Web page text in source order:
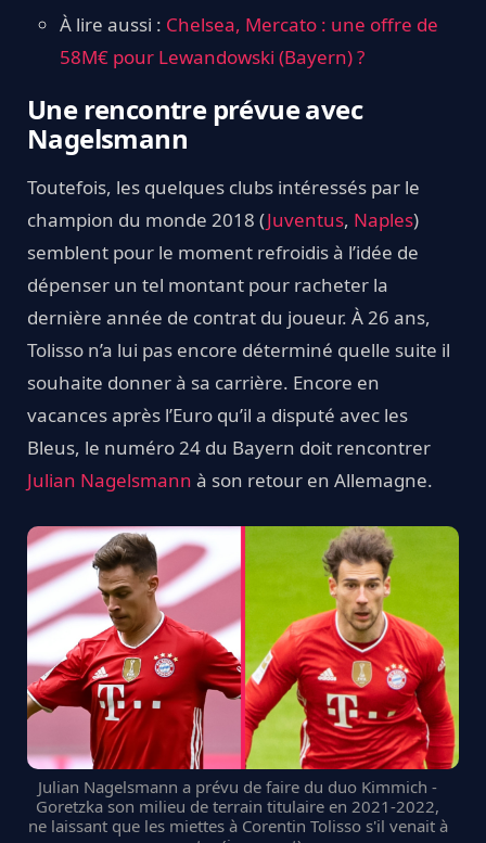
À lire aussi : Chelsea, Mercato : une offre de
58M€ pour Lewandowski (Bayern) ?
Une rencontre prévue avec
Nagelsmann
Toutefois, les quelques clubs intéressés par le
champion du monde 2018 (Juventus, Naples)
semblent pour le moment refroidis à l’idée de
dépenser un tel montant pour racheter la
dernière année de contrat du joueur. À 26 ans,
Tolisso n’a lui pas encore déterminé quelle suite il
souhaite donner à sa carrière. Encore en
vacances après l’Euro qu’il a disputé avec les
Bleus, le numéro 24 du Bayern doit rencontrer
Julian Nagelsmann à son retour en Allemagne.
Julian Nagelsmann a prévu de faire du duo Kimmich -
Goretzka son milieu de terrain titulaire en 2021-2022,
ne laissant que les miettes à Corentin Tolisso s'il venait à